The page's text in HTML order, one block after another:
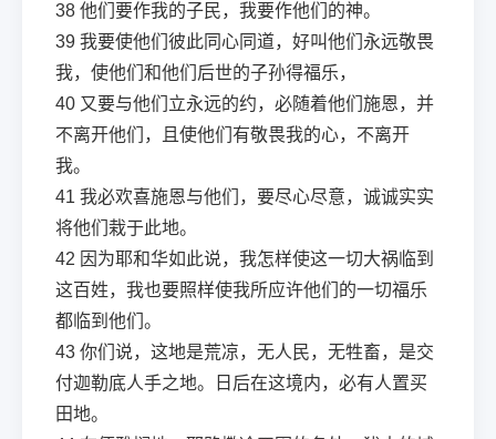
38 他们要作我的子民，我要作他们的神。
39 我要使他们彼此同心同道，好叫他们永远敬畏
我，使他们和他们后世的子孙得福乐，
40 又要与他们立永远的约，必随着他们施恩，并
不离开他们，且使他们有敬畏我的心，不离开
我。
41 我必欢喜施恩与他们，要尽心尽意，诚诚实实
将他们栽于此地。
42 因为耶和华如此说，我怎样使这一切大祸临到
这百姓，我也要照样使我所应许他们的一切福乐
都临到他们。
43 你们说，这地是荒凉，无人民，无牲畜，是交
付迦勒底人手之地。日后在这境内，必有人置买
田地。